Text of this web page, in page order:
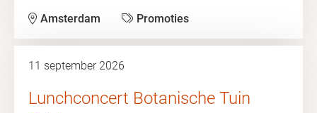
Amsterdam Promoties
11 september 2026
Lunchconcert Botanische Tuin